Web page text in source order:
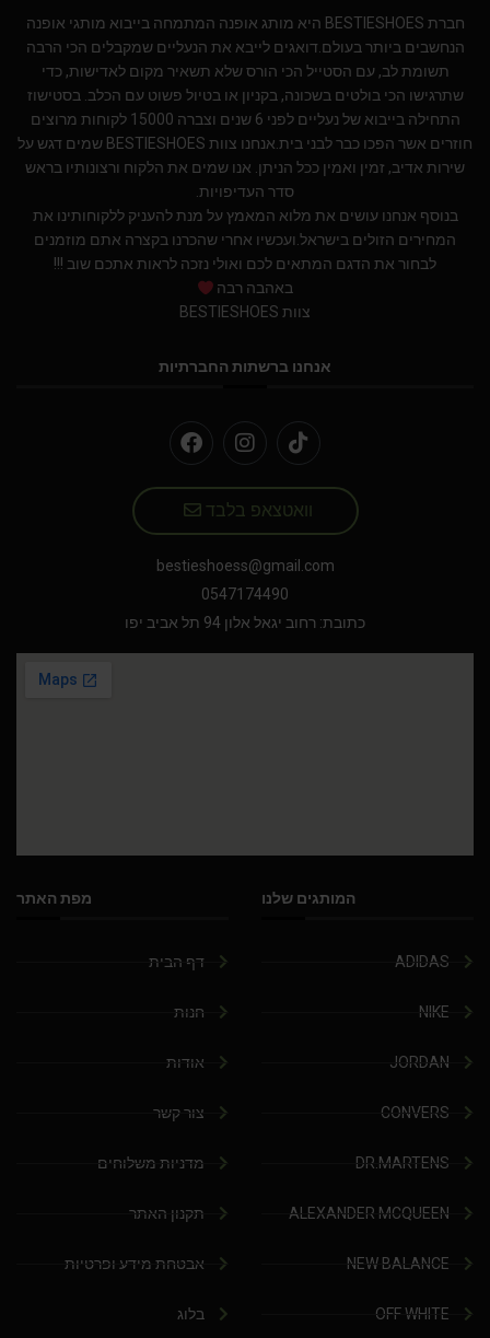
חברת BESTIESHOES היא מותג אופנה המתמחה בייבוא מותגי אופנה
הנחשבים ביותר בעולם.דואגים לייבא את הנעליים שמקבלים הכי הרבה
תשומת לב, עם הסטייל הכי הורס שלא תשאיר מקום לאדישות, כדי
שתרגישו הכי בולטים בשכונה, בקניון או בטיול פשוט עם הכלב. בסטישוז
התחילה בייבוא של נעליים לפני 6 שנים וצברה 15000 לקוחות מרוצים
חוזרים אשר הפכו כבר לבני בית.אנחנו צוות BESTIESHOES שמים דגש על
שירות אדיב, זמין ואמין ככל הניתן. אנו שמים את הלקוח ורצונותיו בראש
סדר העדיפויות.
בנוסף אנחנו עושים את מלוא המאמץ על מנת להעניק ללקוחותינו את
המחירים הזולים בישראל.ועכשיו אחרי שהכרנו בקצרה אתם מוזמנים
לבחור את הדגם המתאים לכם ואולי נזכה לראות אתכם שוב !!!
באהבה רבה
צוות BESTIESHOES
אנחנו ברשתות החברתיות
וואטצאפ בלבד
bestieshoess@gmail.com
0547174490
כתובת: רחוב יגאל אלון 94 תל אביב יפו
המותגים שלנו
ADIDAS
NIKE
JORDAN
CONVERS
DR.MARTENS
ALEXANDER MCQUEEN
NEW BALANCE
OFF WHITE
מפת האתר
דף הבית
חנות
אודות
צור קשר
מדניות משלוחים
תקנון האתר
אבטחת מידע ופרטיות
בלוג